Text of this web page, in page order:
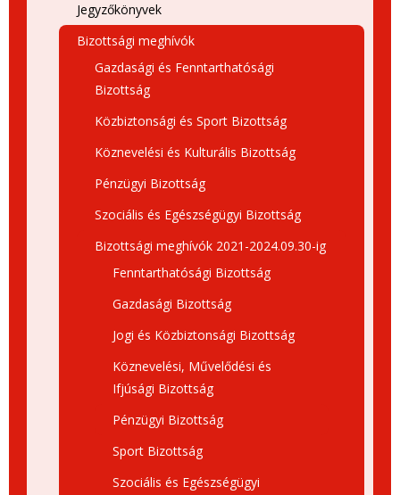
Jegyzőkönyvek
Bizottsági meghívók
Gazdasági és Fenntarthatósági
Bizottság
Közbiztonsági és Sport Bizottság
Köznevelési és Kulturális Bizottság
Pénzügyi Bizottság
Szociális és Egészségügyi Bizottság
Bizottsági meghívók 2021-2024.09.30-ig
Fenntarthatósági Bizottság
Gazdasági Bizottság
Jogi és Közbiztonsági Bizottság
Köznevelési, Művelődési és
Ifjúsági Bizottság
Pénzügyi Bizottság
Sport Bizottság
Szociális és Egészségügyi